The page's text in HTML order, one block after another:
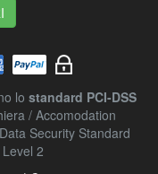
lo standard PCI-DSS
/ Accomodation
Security Standard
2